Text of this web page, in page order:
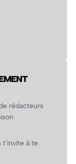
rédacteurs
t’invite à te